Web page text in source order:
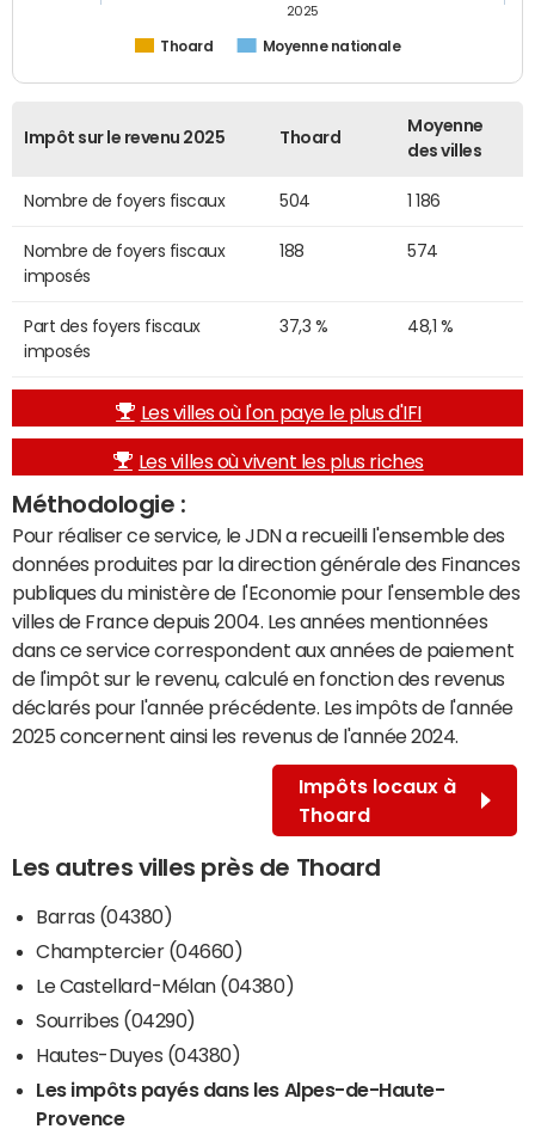
Thoard Moyenne nationale
2025
Impôt sur le revenu 2025 Thoard
Moyenne
des villes
Nombre de foyers fiscaux 504 1 186
Nombre de foyers fiscaux
imposés
188 574
Part des foyers fiscaux
imposés
37,3 % 48,1 %
Les villes où l'on paye le plus d'IFI
Les villes où vivent les plus riches
Méthodologie :
Pour réaliser ce service, le JDN a recueilli l'ensemble des
données produites par la direction générale des Finances
publiques du ministère de l'Economie pour l'ensemble des
villes de France depuis 2004. Les années mentionnées
dans ce service correspondent aux années de paiement
de l'impôt sur le revenu, calculé en fonction des revenus
déclarés pour l'année précédente. Les impôts de l'année
2025 concernent ainsi les revenus de l'année 2024.
Impôts locaux à
Thoard
Les autres villes près de Thoard
Barras (04380)
Champtercier (04660)
Le Castellard-Mélan (04380)
Sourribes (04290)
Hautes-Duyes (04380)
Les impôts payés dans les Alpes-de-Haute-
Provence